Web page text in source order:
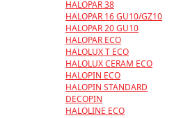
HALOPAR 38
HALOPAR 16 GU10/GZ10
HALOPAR 20 GU10
HALOPAR ECO
HALOLUX T ECO
HALOLUX CERAM ECO
HALOPIN ECO
HALOPIN STANDARD
DECOPIN
HALOLINE ECO